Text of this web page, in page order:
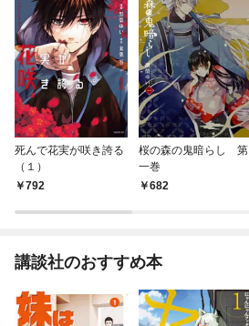
死んで花実が咲き誇る
（１）
792
桜の森の鬼暗らし 第
一巻
682
講談社のおすすめ本